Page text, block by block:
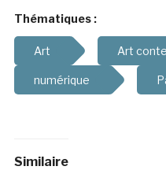
Thématiques :
Art Art
numérique
Similaire